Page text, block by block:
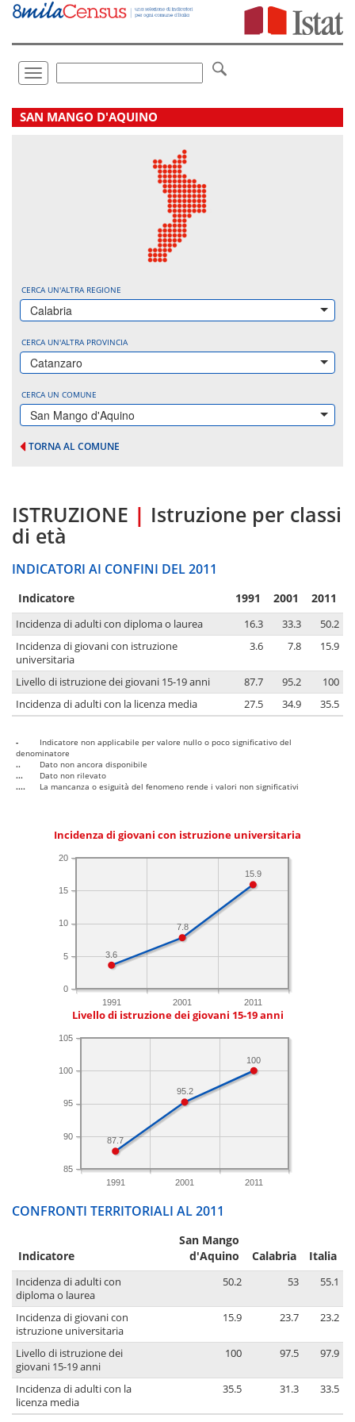
Vai
direttamente
Toggle
navigation
.
SAN MANGO D'AQUINO
CERCA UN'ALTRA REGIONE
Calabria
CERCA UN'ALTRA PROVINCIA
Catanzaro
CERCA UN COMUNE
San Mango d'Aquino
TORNA AL COMUNE
ISTRUZIONE | Istruzione per classi
di età
INDICATORI AI CONFINI DEL 2011
Indicatore 1991 2001 2011
Incidenza di adulti con diploma o laurea 16.3 33.3
50.2
Incidenza di giovani con istruzione
universitaria
3.6 7.8 15.9
Livello di istruzione dei giovani 15-19 anni 87.7 95.2
100
Incidenza di adulti con la licenza media
27.5 34.9 35.5
-
Indicatore non applicabile per valore nullo o poco significativo del
denominatore
..
Dato non ancora disponibile
...
Dato non rilevato
....
La mancanza o esiguità del fenomeno rende i valori non significativi
Incidenza di giovani con istruzione universitaria
1991 2001 2011
0
5
10
15
20
15.9
7.8
3.6
Livello di istruzione dei giovani 15-19 anni
1991 2001 2011
85
90
95
100
105
100
95.2
87.7
CONFRONTI TERRITORIALI AL 2011
Indicatore
San Mango
d'Aquino
Calabria Italia
Incidenza di adulti con
diploma o laurea
50.2 53 55.1
Incidenza di giovani con
istruzione universitaria
15.9 23.7 23.2
Livello di istruzione dei
giovani 15-19 anni
100 97.5 97.9
Incidenza di adulti con la
licenza media
35.5 31.3 33.5